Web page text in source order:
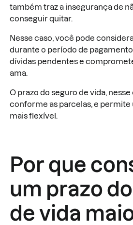
também traz a insegurança de
conseguir quitar.
Nesse caso, você pode
durante o período de
dívidas pendentes e
ama.
O prazo do seguro de vida,
conforme as parcelas, e
mais flexível.
Por que
um prazo
de vida